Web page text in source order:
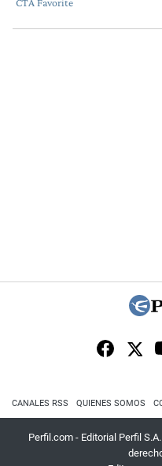
CANALES RSS QUIENES SOMOS
Perfil.com - Editorial Perfil S.A.